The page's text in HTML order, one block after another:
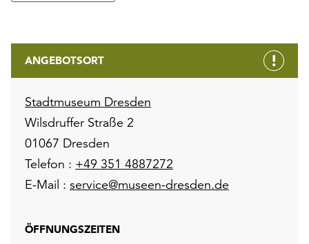
ANGEBOTSORT
Stadtmuseum Dresden
Wilsdruffer Straße 2
01067 Dresden
Telefon : +49 351 4887272
E-Mail : service@museen-dresden.de
ÖFFNUNGSZEITEN